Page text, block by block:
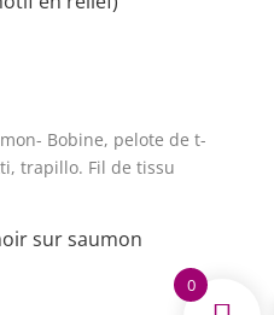
sur saumon
0